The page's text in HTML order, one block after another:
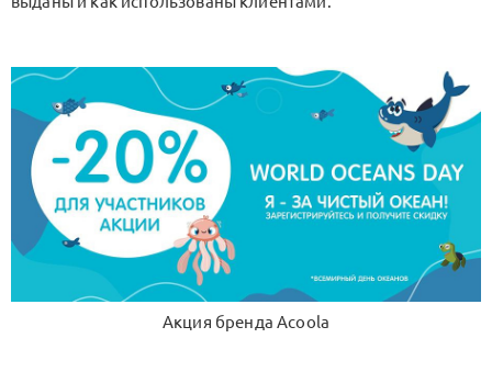
Акция бренда Acoola